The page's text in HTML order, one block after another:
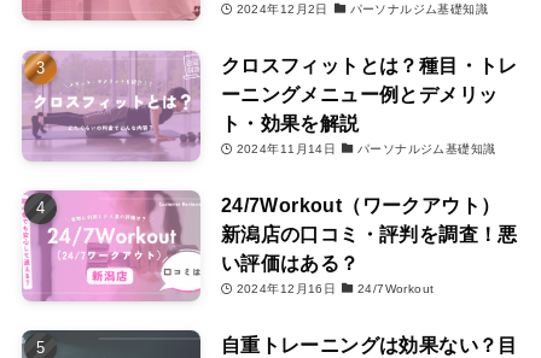
おすすめパーソナルジム
2024年12月2日 パーソナルジム基礎知識
クロスフィットとは？種目・トレ
ーニングメニュー例とデメリッ
ト・効果を解説
2024年11月14日 パーソナルジム基礎知識
24/7Workout（ワークアウト）
新潟店の口コミ・評判を調査！悪
い評価はある？
2024年12月16日 24/7Workout
自重トレーニングは効果ない？目